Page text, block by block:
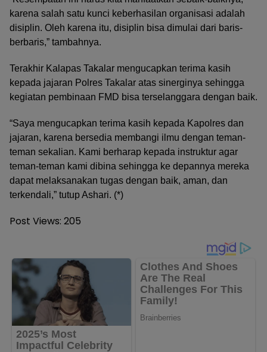
karena salah satu kunci keberhasilan organisasi adalah
disiplin. Oleh karena itu, disiplin bisa dimulai dari baris-
berbaris,” tambahnya.
Terakhir Kalapas Takalar mengucapkan terima kasih
kepada jajaran Polres Takalar atas sinerginya sehingga
kegiatan pembinaan FMD bisa terselanggara dengan baik.
“Saya mengucapkan terima kasih kepada Kapolres dan
jajaran, karena bersedia membangi ilmu dengan teman-
teman sekalian. Kami berharap kepada instruktur agar
teman-teman kami dibina sehingga ke depannya mereka
dapat melaksanakan tugas dengan baik, aman, dan
terkendali,” tutup Ashari. (*)
Post Views: 205